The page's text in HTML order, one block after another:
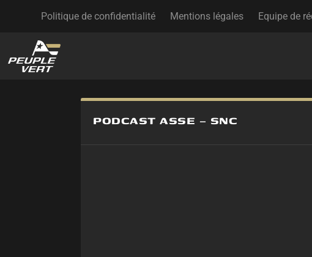
Politique de confidentialité Mentions légales Equipe de
PODCAST ASSE – SNC